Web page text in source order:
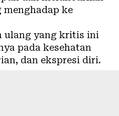
menghadap ke
ulang yang kritis ini
pada kesehatan
dan ekspresi diri.